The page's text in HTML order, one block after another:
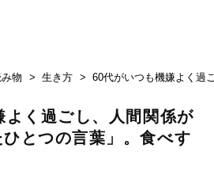
物 生き方 60代がいつも機嫌よく過
よく過ごし、人間関係が
とつの言葉」。食べす